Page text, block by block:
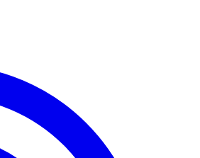
式装进献丑画布。